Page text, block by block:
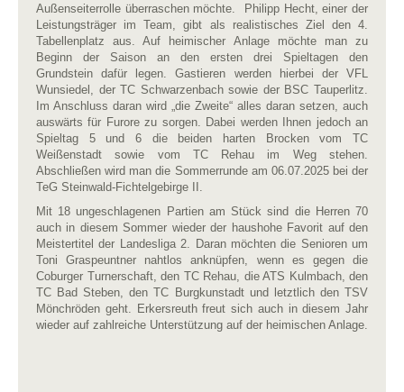
Außenseiterrolle überraschen möchte. Philipp Hecht, einer der
Leistungsträger im Team, gibt als realistisches Ziel den 4.
Tabellenplatz aus. Auf heimischer Anlage möchte man zu
Beginn der Saison an den ersten drei Spieltagen den
Grundstein dafür legen. Gastieren werden hierbei der VFL
Wunsiedel, der TC Schwarzenbach sowie der BSC Tauperlitz.
Im Anschluss daran wird „die Zweite“ alles daran setzen, auch
auswärts für Furore zu sorgen. Dabei werden Ihnen jedoch an
Spieltag 5 und 6 die beiden harten Brocken vom TC
Weißenstadt sowie vom TC Rehau im Weg stehen.
Abschließen wird man die Sommerrunde am 06.07.2025 bei der
TeG Steinwald-Fichtelgebirge II.
Mit 18 ungeschlagenen Partien am Stück sind die Herren 70
auch in diesem Sommer wieder der haushohe Favorit auf den
Meistertitel der Landesliga 2. Daran möchten die Senioren um
Toni Graspeuntner nahtlos anknüpfen, wenn es gegen die
Coburger Turnerschaft, den TC Rehau, die ATS Kulmbach, den
TC Bad Steben, den TC Burgkunstadt und letztlich den TSV
Mönchröden geht. Erkersreuth freut sich auch in diesem Jahr
wieder auf zahlreiche Unterstützung auf der heimischen Anlage.